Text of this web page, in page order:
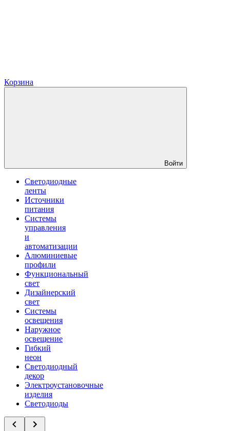
Корзина
Войти
Светодиодные
ленты
Источники
питания
Системы
управления
и
автоматизации
Алюминиевые
профили
Функциональный
свет
Дизайнерский
свет
Системы
освещения
Наружное
освещение
Гибкий
неон
Светодиодный
декор
Электроустановочные
изделия
Светодиоды